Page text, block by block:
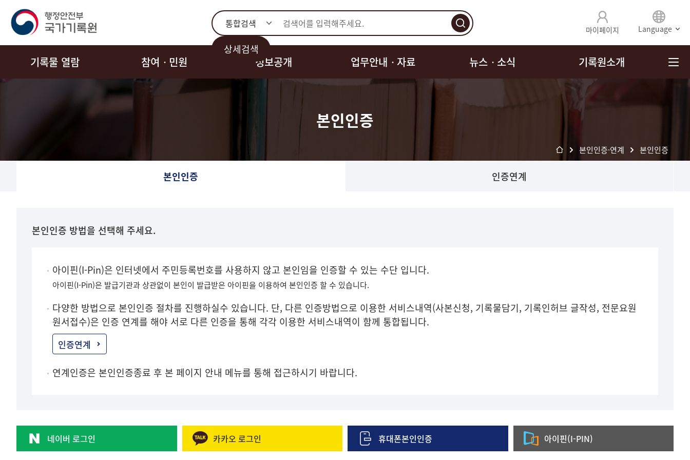
통합검색
상세검색
마이페이지 Language
기록물 열람 참여ㆍ민원 정보공개 업무안내ㆍ자료 뉴스ㆍ소식 기록원소개
본인인증
본인인증·연계 본인인증
본인인증 인증연계
본인인증 방법을 선택해 주세요.
아이핀(I-Pin)은 인터넷에서 주민등록번호를 사용하지 않고 본인임을 인증할 수 있는 수단 입니다.
아이핀(I-Pin)은 발급기관과 상관없이 본인이 발급받은 아이핀을 이용하여 본인인증 할 수 있습니다.
다양한 방법으로 본인인증 절차를 진행하실수 있습니다. 단, 다른 인증방법으로 이용한 서비스내역(사본신청, 기록물담기, 기록인허브 글작성, 전문요원
원서접수)은 인증 연계를 해야 서로 다른 인증을 통해 각각 이용한 서비스내역이 함께 통합됩니다.
인증연계
연계인증은 본인인증종료 후 본 페이지 안내 메뉴를 통해 접근하시기 바랍니다.
네이버 로그인 카카오 로그인 휴대폰본인인증 아이핀(I-PIN)